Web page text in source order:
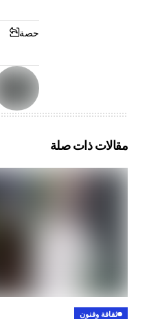
حصة
مقالات ذات صلة
ثقافة وفنون